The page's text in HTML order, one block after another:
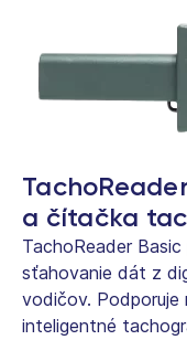
a čítačka
TachoReader
sťahovanie dát z
vodičov. Podporuje
inteligentné